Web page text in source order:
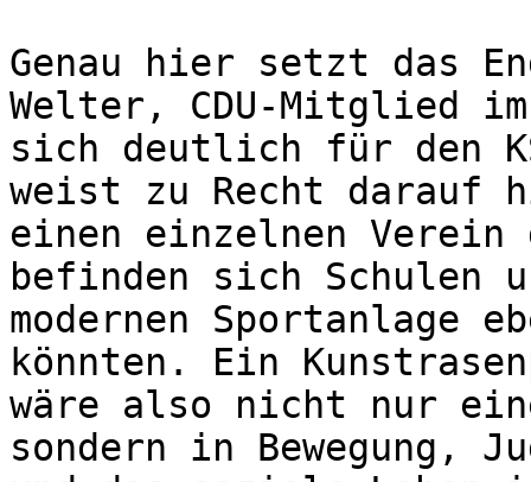
Genau hier setzt das
Welter, CDU-Mitglied
sich deutlich für den
weist zu Recht darauf
einen einzelnen Verein
befinden sich Schulen
modernen Sportanlage
könnten. Ein
wäre also nicht nur
sondern in Bewegung,